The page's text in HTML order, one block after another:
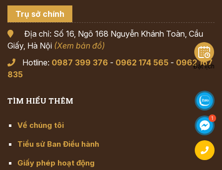
Trụ sở chính
Địa chỉ: Số 16, Ngõ 168 Nguyễn Khánh Toàn, Cầu
Giấy, Hà Nội (Xem bản đồ)
Hotline: 0987 399 376 - 0962 174 565 - 0962 167
835
TÌM HIỂU THÊM
Về chúng tôi
Tiểu sử Ban Điều hành
Giấy phép hoạt động
Đặt lịch